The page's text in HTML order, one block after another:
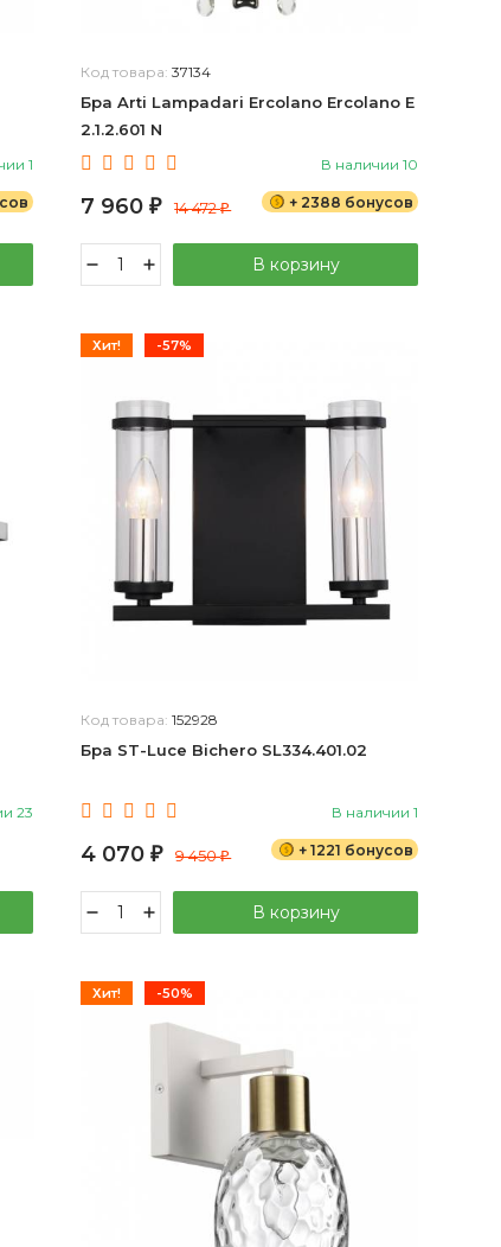
1
Код товара:37134
Бра Arti Lampadari Ercolano Ercolano E
2.1.2.601 N
В наличии 10
7 960₽ 14 472₽ + 2388 бонусов
В корзину
23
Хит! -57%
Код товара:152928
Бра ST-Luce Bichero SL334.401.02
В наличии 1
4 070₽ 9 450₽ + 1221 бонусов
В корзину
Хит! -50%